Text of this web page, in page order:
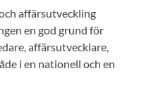
affärsutveckling
en god grund för
affärsutvecklare,
i en nationell och en